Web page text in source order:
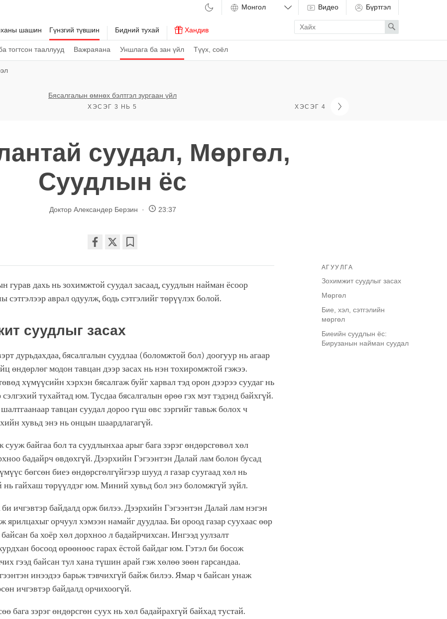
шашин Гүнзгий түвшин
тогтсон тааллууд Важраяана Уншлага ба зан үйл Түүх, соёл
Бидний тухай Хандив
Видео Бүртгэл
Enter
search
term
Search
Бясалгалын өмнөх бэлтгэл зургаан үйл
ХЭСЭГ 3 НЬ 5 ХЭСЭГ 4
суудал, Мөргөл,
Суудлын ёс
Доктор Александер Берзин 23:37
on
facebook
АГУУЛГА
Зохимжит суудлыг засах
Мөргөл
Бие, хэл, сэтгэлийн
мөргөл
Биеийн суудлын ёс:
Бирузанын найман суудал
гурав дахь нь зохимжтой суудал засаад, суудлын найман ёсоор
сэтгэлээр аврал одуулж, бодь сэтгэлийг төрүүлэх болой.
суудлыг засах
дурьдахдаа, бясалгалын суудлаа (боломжтой бол) доогуур нь агаар
өндөрлөг модон тавцан дээр засах нь нэн тохиромжтой гэжээ.
хүмүүсийн хэрхэн бясалгаж буйг харвал тэд орон дээрээ суудаг нь
тухайтад юм. Тусдаа бясалгалын өрөө гэх мэт тэдэнд байхгүй.
тавцан суудал дороо гүш өвс зэргийг тавьж болох ч
хувьд энэ нь онцын шаардлагагүй.
байгаа бол та суудлынхаа арыг бага зэрэг өндөрсгөвөл хөл
бадайрч өвдөхгүй. Дээрхийн Гэгээнтэн Далай лам болон бусад
бөгсөн биеэ өндөрсгөлгүйгээр шууд л газар суугаад хөл нь
нь гайхаш төрүүлдэг юм. Миний хувьд бол энэ боломжгүй зүйл.
ичгэвтэр байдалд орж билээ. Дээрхийн Гэгээнтэн Далай лам нэгэн
ярилцахыг орчуул хэмээн намайг дуудлаа. Би ороод газар суухаас өөр
ба хоёр хөл дорхноо л бадайрчихсан. Ингээд уулзалт
босоод өрөөнөөс гарах ёстой байдаг юм. Гэтэл би босож
гээд байсан тул хана түшин арай гэж хөлөө зөөн гарсандаа.
инээдээ барьж тэвчихгүй байж билээ. Ямар ч байсан унаж
ичгэвтэр байдалд орчихоогүй.
бага зэрэг өндөрсгөн суух нь хөл бадайрахгүй байхад тустай.